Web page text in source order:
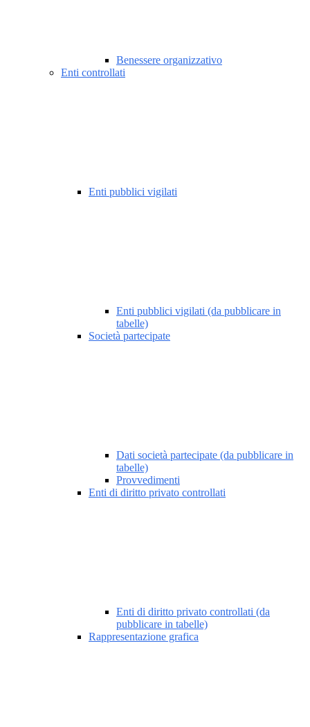
Benessere organizzativo
Enti controllati
Enti pubblici vigilati
Enti pubblici vigilati (da pubblicare in
tabelle)
Società partecipate
Dati società partecipate (da pubblicare in
tabelle)
Provvedimenti
Enti di diritto privato controllati
Enti di diritto privato controllati (da
pubblicare in tabelle)
Rappresentazione grafica